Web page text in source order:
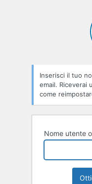
Inserisci il tuo
email. Riceverai
come
Nome utente